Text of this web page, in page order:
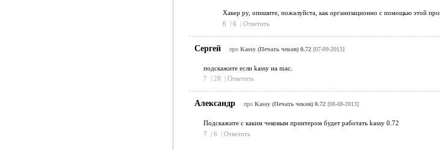
Хакер ру, опишите, пожалуйста, как организационно с помощью этой
6
| 6 | Ответить
Сергей про Kassy (Печать чеков) 0.72[07-09-2013]
подскажите если kassy на mac.
7
| 28 | Ответить
Александр про Kassy (Печать чеков) 0.72[08-08-2013]
Подскажите с каким чековым принтером будет работать kassy 0.72
7
| 6 | Ответить